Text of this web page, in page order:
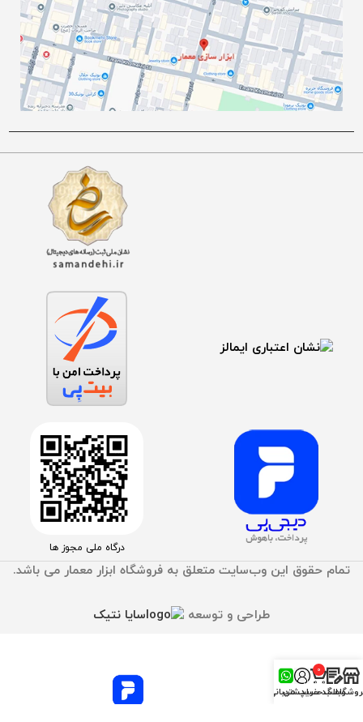
درگاه ملی مجوز ها
تمام حقوق اين وب‌سايت متعلق به فروشگاه ابزار معمار می باشد.
طراحی و توسعه سایا نتیک
خبر مهم ! پرداخت قسطی با دیجی پی
وبلاگ
0
محصول
سبد خرید
حساب من
پشتیبانی